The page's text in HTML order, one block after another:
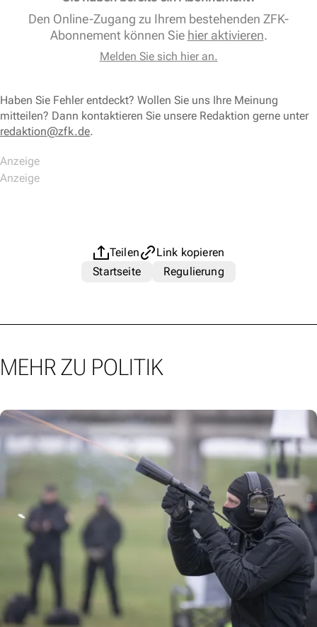
Den Online-Zugang zu Ihrem bestehenden ZFK-
Abonnement können Sie hier aktivieren.
Melden Sie sich hier an.
Haben Sie Fehler entdeckt? Wollen Sie uns Ihre Meinung
mitteilen? Dann kontaktieren Sie unsere Redaktion gerne unter
redaktion@zfk.de.
Teilen
Link kopieren
Startseite
Regulierung
MEHR ZU POLITIK